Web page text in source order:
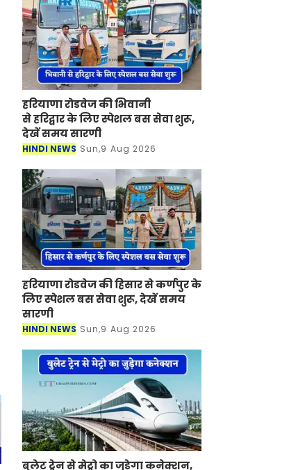
हरियाणा रोडवेज की भिवानी
से हरिद्वार के लिए स्पेशल बस सेवा शुरू,
देखें समय सारणी
HINDI NEWS Sun,9 Aug 2026
हरियाणा रोडवेज की हिसार से कर्णपुर के
लिए स्पेशल बस सेवा शुरू, देखें समय
सारणी
HINDI NEWS Sun,9 Aug 2026
बुलेट ट्रेन से मेट्रो का जुड़ेगा कनेक्शन,